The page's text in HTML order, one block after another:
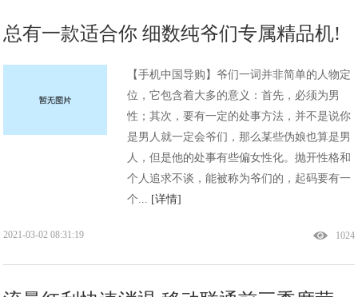
总有一款适合你 细数纯爷们专属精品机!
【手机中国导购】爷们一词并非简单的人物定
位，它包含着大多的意义：首先，必须为男
性；其次，要有一定的处事方法，并不是说你
是男人就一定会爷们，那么某些伪娘也算是男
人，但是他的处事有些偏女性化。抛开性格和
个人追求不谈，能被称为爷们的，起码要有一
个... [详情]
1024
2021-03-02 08:31:19